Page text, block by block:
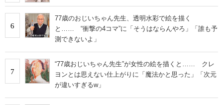
6
77歳のおじいちゃん先生、透明水彩で絵を描く
と…… “衝撃の4コマ”に「そうはならんやろ」「誰も予
測できないよ」
7
“77歳おじいちゃん先生”が女性の絵を描くと…… クレ
ヨンとは思えない仕上がりに「魔法かと思った」「次元
が違いすぎるw」